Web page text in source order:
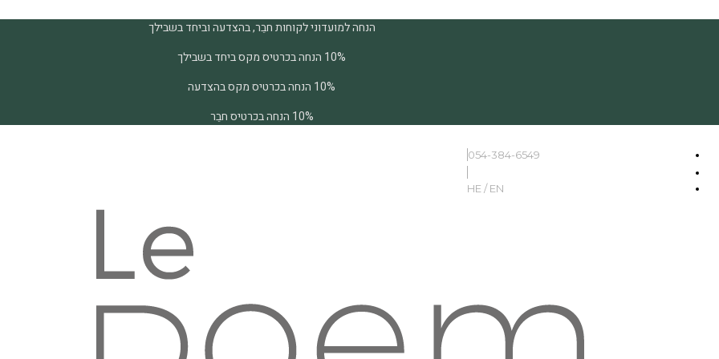
הנחה למועדוני לקוחות חבֵר, בהצדעה וביחד בשבילך
10% הנחה בכרטיס מקס ביחד בשבילך
10% הנחה בכרטיס מקס בהצדעה
10% הנחה בכרטיס חבֵר
054-384-6549
HE / EN